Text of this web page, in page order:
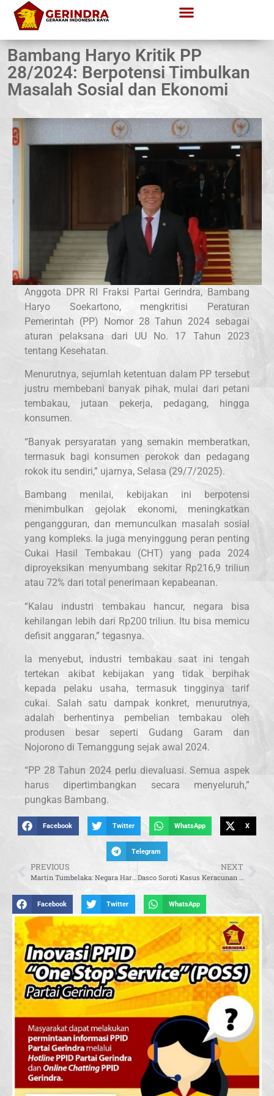
Bambang Haryo Kritik PP
28/2024: Berpotensi Timbulkan
Masalah Sosial dan Ekonomi
Anggota DPR RI Fraksi Partai Gerindra, Bambang
Haryo Soekartono, mengkritisi Peraturan
Pemerintah (PP) Nomor 28 Tahun 2024 sebagai
aturan pelaksana dari UU No. 17 Tahun 2023
tentang Kesehatan.
Menurutnya, sejumlah ketentuan dalam PP tersebut
justru membebani banyak pihak, mulai dari petani
tembakau, jutaan pekerja, pedagang, hingga
konsumen.
“Banyak persyaratan yang semakin memberatkan,
termasuk bagi konsumen perokok dan pedagang
rokok itu sendiri,” ujarnya, Selasa (29/7/2025).
Bambang menilai, kebijakan ini berpotensi
menimbulkan gejolak ekonomi, meningkatkan
pengangguran, dan memunculkan masalah sosial
yang kompleks. Ia juga menyinggung peran penting
Cukai Hasil Tembakau (CHT) yang pada 2024
diproyeksikan menyumbang sekitar Rp216,9 triliun
atau 72% dari total penerimaan kepabeanan.
“Kalau industri tembakau hancur, negara bisa
kehilangan lebih dari Rp200 triliun. Itu bisa memicu
defisit anggaran,” tegasnya.
Ia menyebut, industri tembakau saat ini tengah
tertekan akibat kebijakan yang tidak berpihak
kepada pelaku usaha, termasuk tingginya tarif
cukai. Salah satu dampak konkret, menurutnya,
adalah berhentinya pembelian tembakau oleh
produsen besar seperti Gudang Garam dan
Nojorono di Temanggung sejak awal 2024.
“PP 28 Tahun 2024 perlu dievaluasi. Semua aspek
harus dipertimbangkan secara menyeluruh,”
pungkas Bambang.
Facebook Twitter WhatsApp X
Telegram
PREVIOUS NEXT
Facebook Twitter WhatsApp